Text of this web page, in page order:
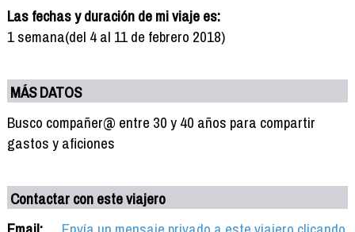
Las fechas y duración de mi viaje es:
1 semana(del 4 al 11 de febrero 2018)
MÁS DATOS
Busco compañer@ entre 30 y 40 años para compartir
gastos y aficiones
Contactar con este viajero